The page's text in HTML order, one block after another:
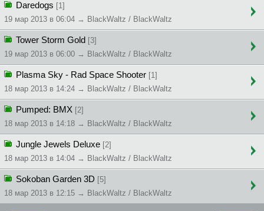
Daredogs [1]
19 мар 2013 в 06:04 → BlackWaltz / BlackWaltz
Tower Storm Gold [3]
19 мар 2013 в 06:00 → BlackWaltz / BlackWaltz
Plasma Sky - Rad Space Shooter [1]
18 мар 2013 в 14:24 → BlackWaltz / BlackWaltz
Pumped: BMX [2]
18 мар 2013 в 14:18 → BlackWaltz / BlackWaltz
Jungle Jewels Deluxe [2]
18 мар 2013 в 14:04 → BlackWaltz / BlackWaltz
Sokoban Garden 3D [5]
18 мар 2013 в 12:15 → BlackWaltz / BlackWaltz